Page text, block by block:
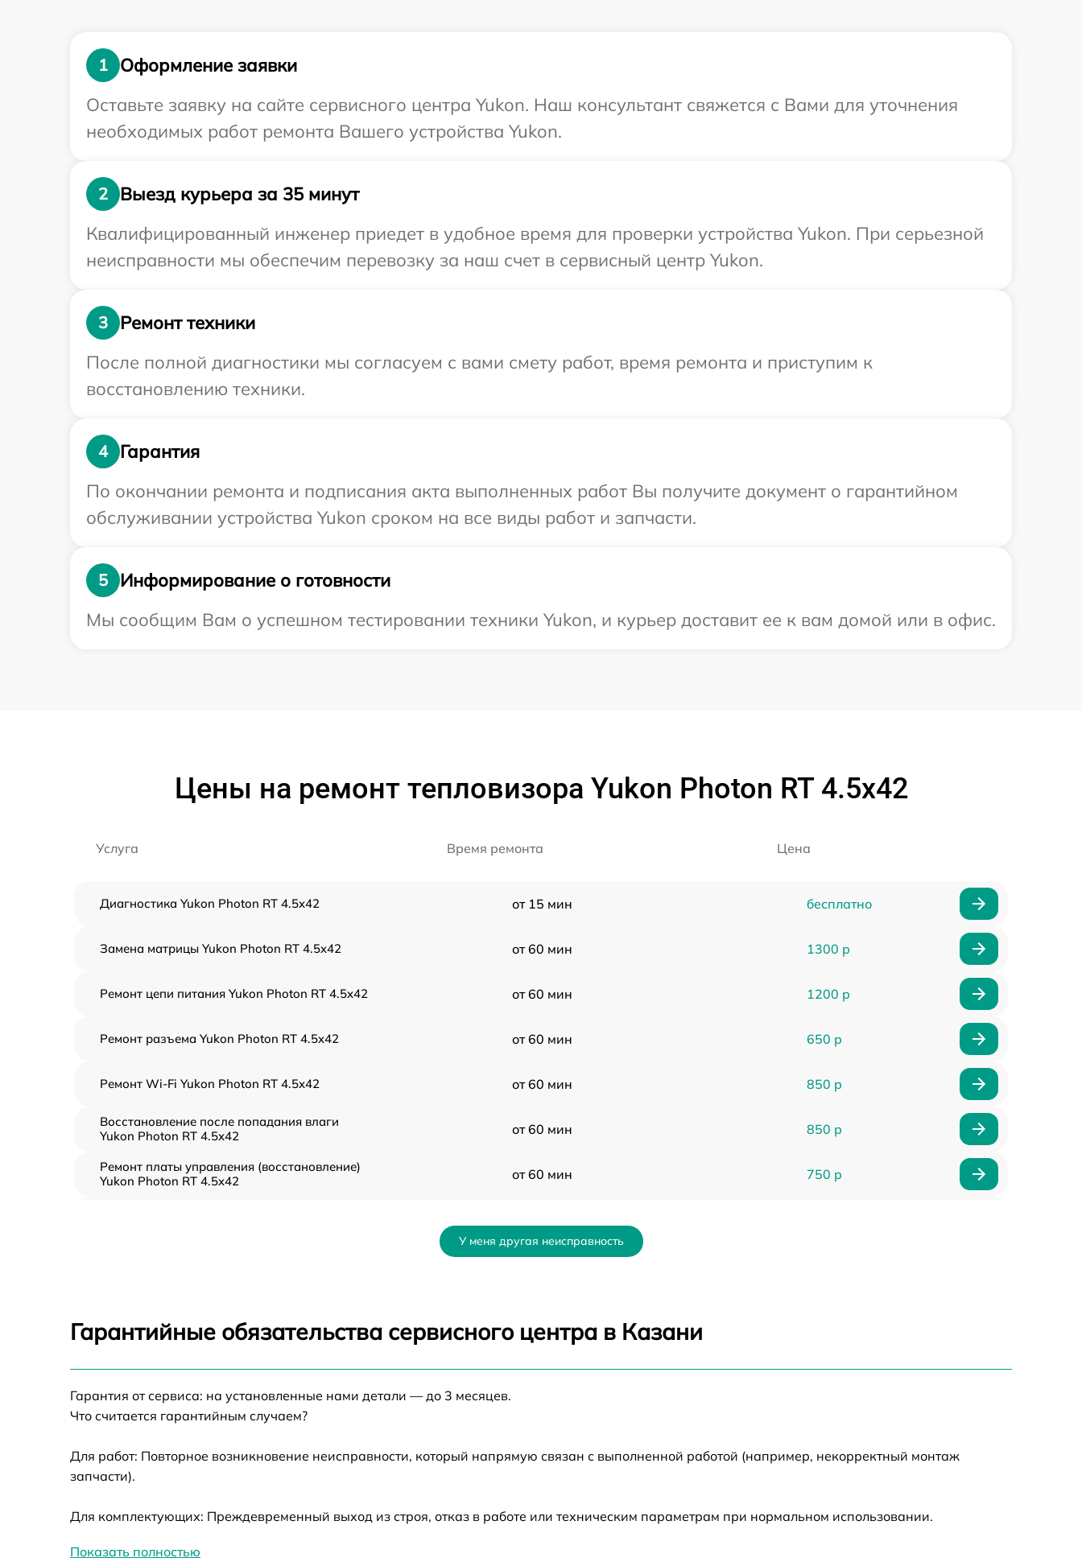
1
Оформление заявки
Оставьте заявку на сайте сервисного центра Yukon. Наш консультант свяжется с Вами для уточнения
необходимых работ ремонта Вашего устройства Yukon.
2
Выезд курьера за 35 минут
Квалифицированный инженер приедет в удобное время для проверки устройства Yukon. При серьезной
неисправности мы обеспечим перевозку за наш счет в сервисный центр Yukon.
3
Ремонт техники
После полной диагностики мы согласуем с вами смету работ, время ремонта и приступим к
восстановлению техники.
4
Гарантия
По окончании ремонта и подписания акта выполненных работ Вы получите документ о гарантийном
обслуживании устройства Yukon сроком на все виды работ и запчасти.
5
Информирование о готовности
Мы сообщим Вам о успешном тестировании техники Yukon, и курьер доставит ее к вам домой или в офис.
Цены на ремонт тепловизора Yukon Photon RT 4.5x42
Услуга Время ремонта Цена
Диагностика Yukon Photon RT 4.5x42 от 15 мин бесплатно
Замена матрицы Yukon Photon RT 4.5x42 от 60 мин 1300 р
Ремонт цепи питания Yukon Photon RT 4.5x42 от 60 мин 1200 р
Ремонт разъема Yukon Photon RT 4.5x42 от 60 мин 650 р
Ремонт Wi-Fi Yukon Photon RT 4.5x42 от 60 мин 850 р
Восстановление после попадания влаги
Yukon Photon RT 4.5x42
от 60 мин 850 р
Ремонт платы управления (восстановление)
Yukon Photon RT 4.5x42
от 60 мин 750 р
Замена процессора Yukon Photon RT 4.5x42
Замена ключей управления Yukon Photon RT
Замена микросхемы усилителя Yukon Photon
У меня другая неисправность
Гарантийные обязательства сервисного центра в Казани
Гарантия от сервиса: на установленные нами детали — до 3 месяцев.
Что считается гарантийным случаем?
Для работ: Повторное возникновение неисправности, который напрямую связан с выполненной работой (например, некорректный монтаж
запчасти).
Для комплектующих: Преждевременный выход из строя, отказ в работе или техническим параметрам при нормальном использовании.
Показать полностью